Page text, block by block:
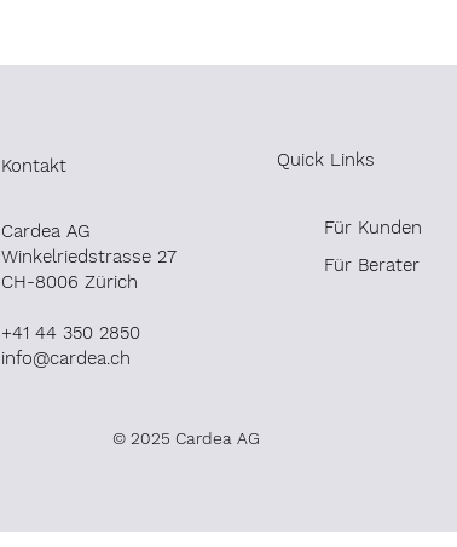
Kontakt
Cardea AG
Winkelriedstrasse 27
CH-8006 Zürich
+41 44 350 2850
info@cardea.ch
Quick Links
Für Kunden
Für Berater
© 2025 Cardea AG